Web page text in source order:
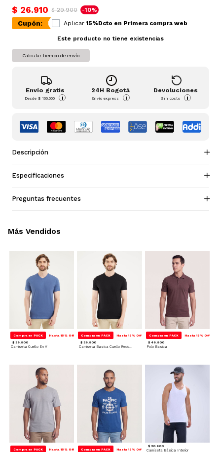
$ 26.910 $ 29.900 -10%
Cupón: Aplicar 15%Dcto en Primera compra web
Este producto no tiene existencias
Calcular tiempo de envío
Envío gratis
Desde$ 100.000 i
24H Bogotá
Envío express i
Devoluciones
Sin costo i
Descripción
Especificaciones
Preguntas frecuentes
Compra en PACK Hasta 15% Off
$ 29.900
Camiseta Cuello En V
Compra en PACK Hasta 15% Off
$ 29.900
Camiseta Basica Cuello Redondo
Compra en PACK Hasta 15% Off
$ 49.900
Polo Basica
Compra en PACK Hasta 15% Off Compra en PACK Hasta 15% Off
$ 20.900
Camiseta Básica Interior
Más Vendidos